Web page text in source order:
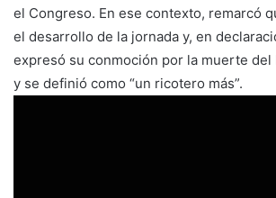
el Congreso. En ese contexto, remarcó
el desarrollo de la jornada y, en
expresó su conmoción por la muerte
y se definió como “un ricotero más”.